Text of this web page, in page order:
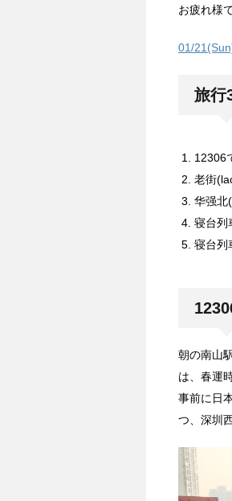
お疲れ様
01/
旅行
12306
老街
华强北
寝台列
寝台列
朝の南山
は、春運
事前に日
つ、深圳